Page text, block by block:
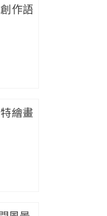
作語
繪畫